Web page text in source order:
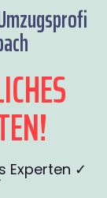
Experten ✓